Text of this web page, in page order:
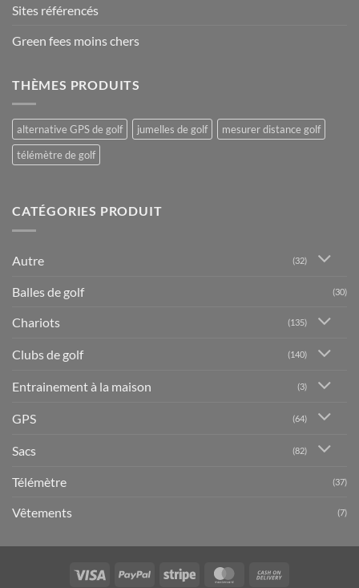
Sites référencés
Green fees moins chers
THÈMES PRODUITS
alternative GPS de golf jumelles de golf
mesurer distance golf
télémètre de golf
CATÉGORIES PRODUIT
Autre (32)
Balles de golf (30)
Chariots (135)
Clubs de golf (140)
Entrainement à la maison (3)
GPS (64)
Sacs (82)
Télémètre (37)
Vêtements (7)
Visa PayPal Stripe MasterCard